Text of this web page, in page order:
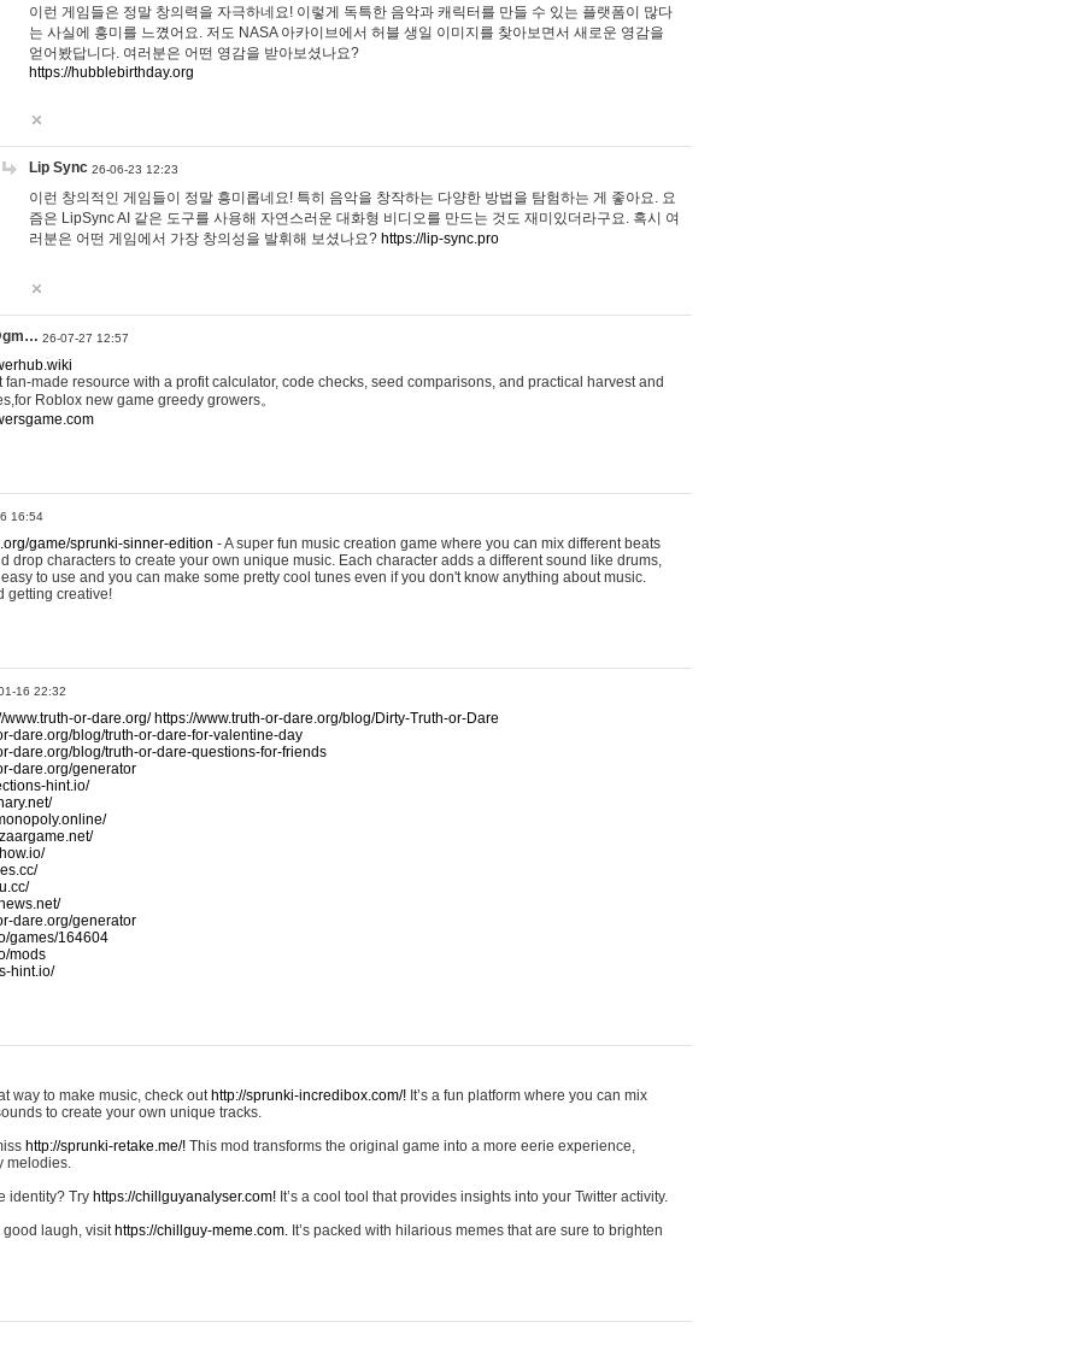
이런 게임들은 정말 창의력을 자극하네요! 이렇게 독특한 음악과 캐릭터를 만들 수 있는 플랫폼이 많다
는 사실에 흥미를 느꼈어요. 저도 NASA 아카이브에서 허블 생일 이미지를 찾아보면서 새로운 영감을
얻어봤답니다. 여러분은 어떤 영감을 받아보셨나요?
https://hubblebirthday.org
Lip Sync 26-06-23 12:23
이런 창의적인 게임들이 정말 흥미롭네요! 특히 음악을 창작하는 다양한 방법을 탐험하는 게 좋아요. 요
즘은 LipSync AI 같은 도구를 사용해 자연스러운 대화형 비디오를 만드는 것도 재미있더라구요. 혹시 여
러분은 어떤 게임에서 가장 창의성을 발휘해 보셨나요? https://lip-sync.pro
26-07-27 12:57
made resource with a profit calculator, code checks, seed comparisons, and practical harvest and
Roblox new game greedy growers。
16:54
game/sprunki-sinner-edition - A super fun music creation game where you can mix different beats
drop characters to create your own unique music. Each character adds a different sound like drums,
to use and you can make some pretty cool tunes even if you don't know anything about music.
getting creative!
16 22:32
www.truth-or-dare.org/ https://www.truth-or-dare.org/blog/Dirty-Truth-or-Dare
dare.org/blog/truth-or-dare-for-valentine-day
dare.org/blog/truth-or-dare-questions-for-friends
dare.org/generator
hint.io/
dare.org/generator
games/164604
mods
hint.io/
way to make music, check out http://sprunki-incredibox.com/! It’s a fun platform where you can mix
to create your own unique tracks.
http://sprunki-retake.me/! This mod transforms the original game into a more eerie experience,
melodies.
identity? Try https://chillguyanalyser.com! It’s a cool tool that provides insights into your Twitter activity.
good laugh, visit https://chillguy-meme.com. It’s packed with hilarious memes that are sure to brighten